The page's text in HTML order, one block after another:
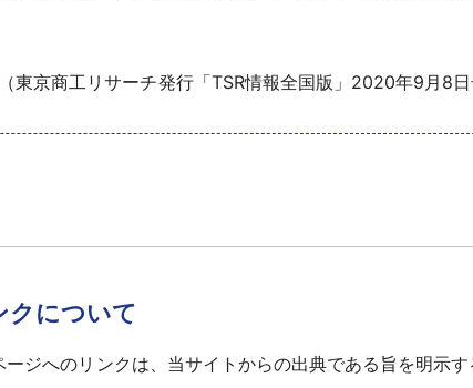
（東京商工リサーチ発行「TSR情報全国版」2020年9月8
クについて
ジへのリンクは、当サイトからの出典である旨を明示す